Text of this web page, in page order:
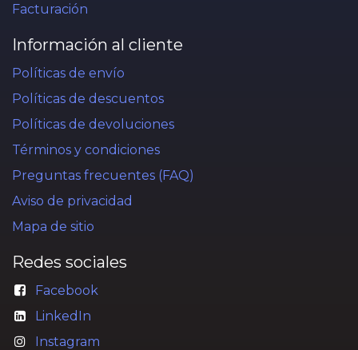
Facturación
Información al cliente
Políticas de envío
Políticas de descuentos
Políticas de devoluciones
Términos y condiciones
Preguntas frecuentes (FAQ)
Aviso de privacidad
Mapa de sitio
Redes sociales
Facebook
LinkedIn
Instagram